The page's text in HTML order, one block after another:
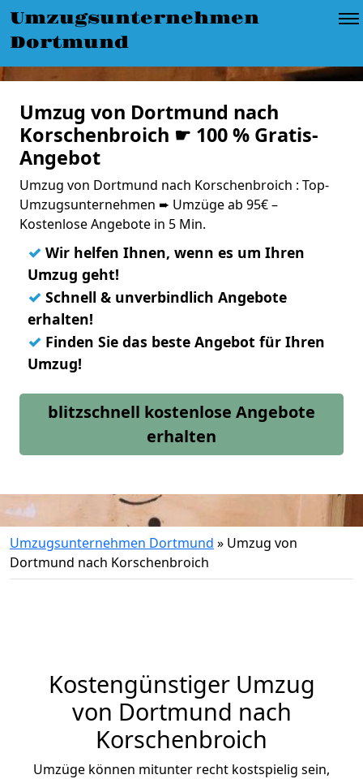
Umzugsunternehmen
Dortmund
Umzug von Dortmund nach
Korschenbroich ☛ 100 % Gratis-
Angebot
Umzug von Dortmund nach Korschenbroich : Top-
Umzugsunternehmen ➨ Umzüge ab 95€ –
Kostenlose Angebote in 5 Min.
✓ Wir helfen Ihnen, wenn es um Ihren
Umzug geht!
✓ Schnell & unverbindlich Angebote
erhalten!
✓ Finden Sie das beste Angebot für Ihren
Umzug!
blitzschnell kostenlose Angebote
erhalten
Umzugsunternehmen Dortmund » Umzug von
Dortmund nach Korschenbroich
Kostengünstiger Umzug
von Dortmund nach
Korschenbroich
Umzüge können mitunter recht kostspielig sein,